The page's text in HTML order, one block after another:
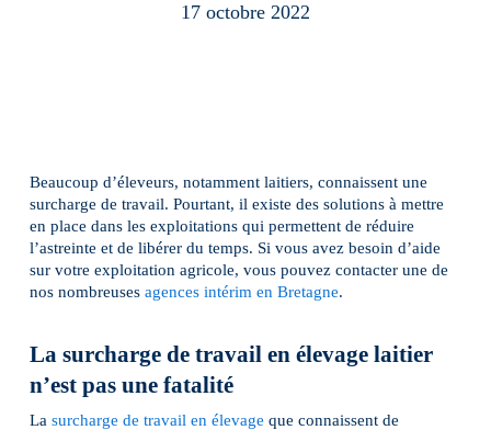
17 octobre 2022
Beaucoup d’éleveurs, notamment laitiers, connaissent une
surcharge de travail. Pourtant, il existe des solutions à mettre
en place dans les exploitations qui permettent de réduire
l’astreinte et de libérer du temps. Si vous avez besoin d’aide
sur votre exploitation agricole, vous pouvez contacter une de
nos nombreuses agences intérim en Bretagne.
La surcharge de travail en élevage laitier
n’est pas une fatalité
La surcharge de travail en élevage que connaissent de